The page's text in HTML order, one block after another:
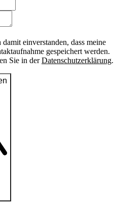
einverstanden, dass meine
gespeichert werden.
Sie in derDatenschutzerklärung.